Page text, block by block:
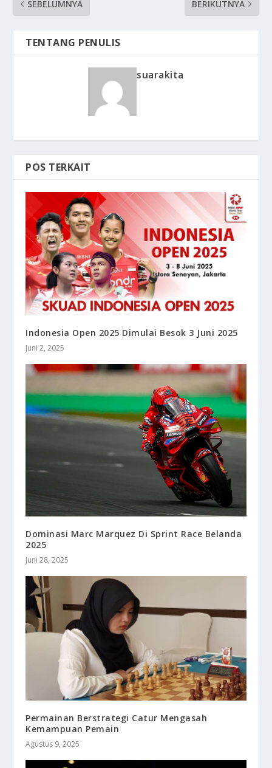
SEBELUMNYA BERIKUTNYA
TENTANG PENULIS
suarakita
POS TERKAIT
Indonesia Open 2025 Dimulai Besok 3 Juni 2025
Juni 2, 2025
Dominasi Marc Marquez Di Sprint Race Belanda
2025
Juni 28, 2025
Permainan Berstrategi Catur Mengasah
Kemampuan Pemain
Agustus 9, 2025